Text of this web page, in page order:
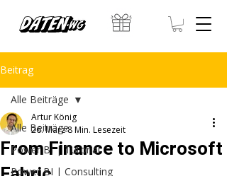
Beitrag
Alle Beiträge
Power BI | Tutorial
Power BI | Consulting
Alle Beiträge
From Finance to Microsoft
Artur König
26. März8 Min. Lesezeit